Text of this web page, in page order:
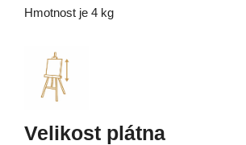
Hmotnost je 4 kg
Velikost plátna